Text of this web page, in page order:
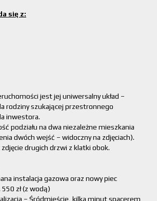
się z:
jest jej uniwersalny układ –
rodziny szukającej przestronnego
inwestora.
podziału na dwa niezależne mieszkania
dwóch wejść – widoczny na zdjęciach).
zdjęcie drugich drzwi z klatki obok.
instalacja gazowa oraz nowy piec
550 zł (z wodą)
– Śródmieście, kilka minut spacerem